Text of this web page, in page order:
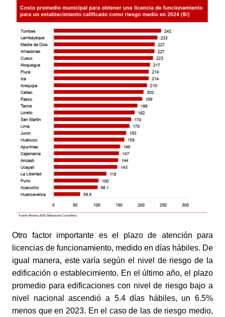
Otro factor importante es el plazo de atención para
licencias de funcionamiento, medido en días hábiles. De
igual manera, este varía según el nivel de riesgo de la
edificación o establecimiento. En el último año, el plazo
promedio para edificaciones con nivel de riesgo bajo a
nivel nacional ascendió a 5.4 días hábiles, un 6.5%
menos que en 2023. En el caso de las de riesgo medio,